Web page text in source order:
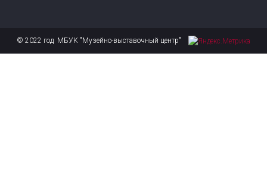
© 2022 год МБУК "Музейно-выставочный центр"